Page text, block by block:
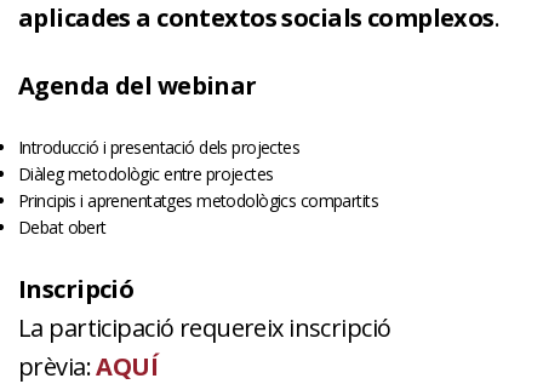
aplicades a contextos socials complexos.
Agenda del webinar
Introducció i presentació dels projectes
Diàleg metodològic entre projectes
Principis i aprenentatges metodològics compartits
Debat obert
Inscripció
La participació requereix inscripció
prèvia:AQUÍ